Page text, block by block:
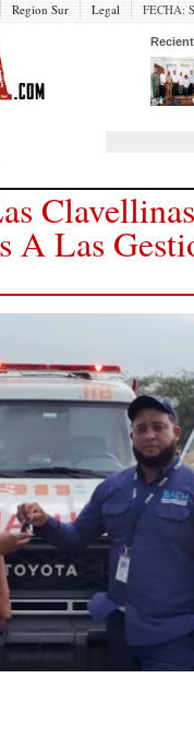
Region Sur Legal FECHA:
A Las